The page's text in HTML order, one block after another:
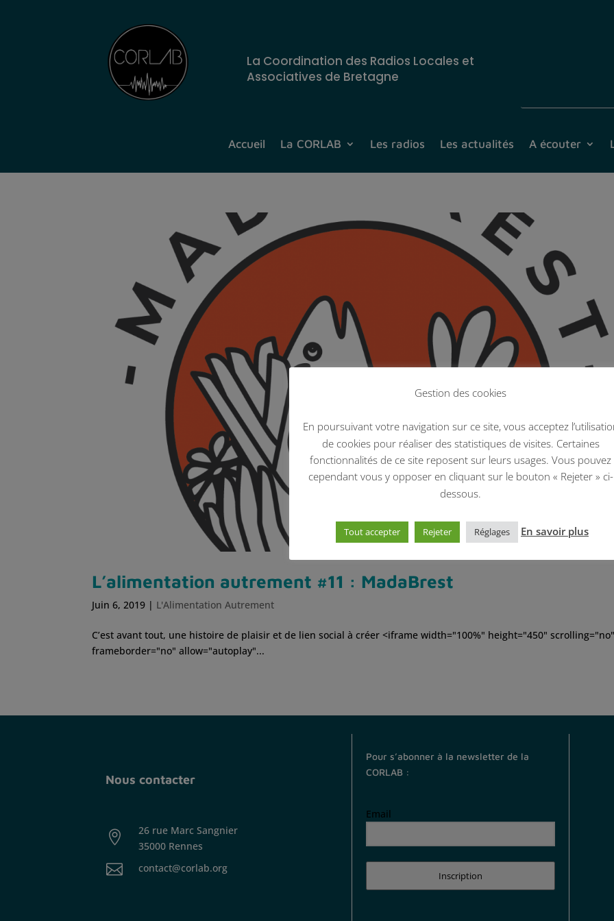
La Coordination des Radios Locales et
Associatives de Bretagne
Accueil La CORLAB Les radios Les actualités A écouter
L’alimentation autrement #11 : MadaBrest
Juin 6, 2019 | L'Alimentation Autrement
C’est avant tout, une histoire de plaisir et de lien social à créer <iframe width="100%" height="450"
frameborder="no" allow="autoplay"...
Nous contacter

26 rue Marc Sangnier
35000 Rennes
 contact@corlab.org
Pour s’abonner à la newsletter de la
CORLAB :
Email
Inscription
Gestion des cookies
En poursuivant votre navigation sur ce site, vous acceptez
de cookies pour réaliser des statistiques de visites. Certaines
fonctionnalités de ce site reposent sur leurs usages. Vous pouvez
cependant vous y opposer en cliquant sur le bouton « Rejeter » ci-
dessous.
Tout accepter Rejeter Réglages En savoir plus